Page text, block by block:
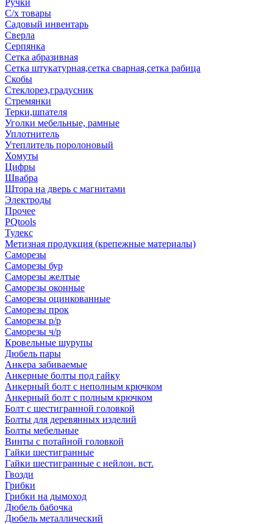
Ручки
С/х товары
Садовый инвентарь
Сверла
Серпянка
Сетка абразивная
Сетка штукатурная,сетка сварная,сетка рабица
Скобы
Стеклорез,градусник
Стремянки
Терки,шпателя
Уголки мебельные, рамные
Уплотнитель
Утеплитель поролоновый
Хомуты
Цифры
Швабра
Штора на дверь с магнитами
Электроды
Прочее
PQtools
Тулекс
Метизная продукция (крепежные материалы)
Саморезы
Саморезы бур
Саморезы желтые
Саморезы оконные
Саморезы оцинкованные
Саморезы прок
Саморезы р/р
Саморезы ч/р
Кровельные шурупы
Дюбель пары
Анкера забиваемые
Анкерные болты под гайку
Анкерный болт с неполным крючком
Анкерный болт с полным крючком
Болт с шестигранной головкой
Болты для деревянных изделий
Болты мебельные
Винты с потайной головкой
Гайки шестигранные
Гайки шестигранные с нейлон. вст.
Гвозди
Грибки
Грибки на дымоход
Дюбель бабочка
Дюбель металлический